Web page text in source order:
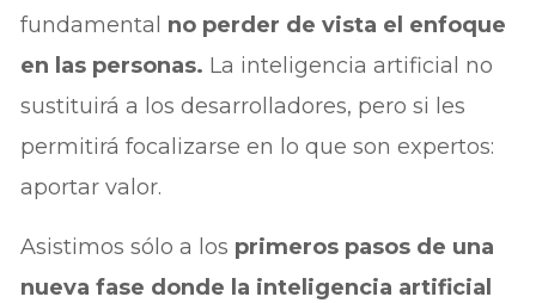
fundamental no perder de vista el enfoque
en las personas. La inteligencia artificial no
sustituirá a los desarrolladores, pero si les
permitirá focalizarse en lo que son expertos:
aportar valor.
Asistimos sólo a los primeros pasos de una
nueva fase donde la inteligencia artificial